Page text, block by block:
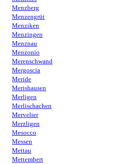
Menzberg
Menzengrüt
Menziken
Menzingen
Menznau
Menzonio
Merenschwand
Mergoscia
Meride
Merishausen
Merligen
Merlischachen
Mervelier
Merzligen
Mesocco
Messen
Mettau
Mettembert